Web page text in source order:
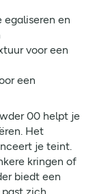
en
voor een
een
00 helpt je
Het
je teint.
kringen of
biedt een